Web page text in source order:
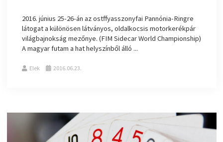
2016. június 25-26-án az ostffyasszonyfai Pannónia-Ringre
látogat a különösen látványos, oldalkocsis motorkerékpár
világbajnokság mezőnye. (FIM Sidecar World Championship)
A magyar futam a hat helyszínből álló ...
Elek 2016.06.23.